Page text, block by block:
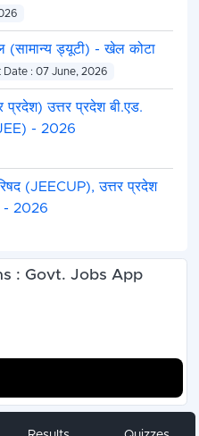
ड्यूटी) - खेल कोटा
Date : 07 June, 2026
प्रदेश) उत्तर प्रदेश बी.एड.
- 2026
(JEECUP), उत्तर प्रदेश
- 2026
: Govt. Jobs App